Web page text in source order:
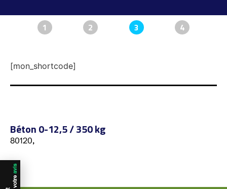
1 2 3 4
[mon_shortcode]
Béton 0-12,5 / 350 kg
80120,